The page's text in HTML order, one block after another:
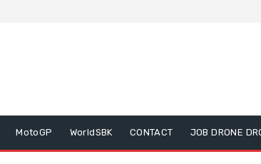
MotoGP WorldSBK CONTACT JOB DRONE